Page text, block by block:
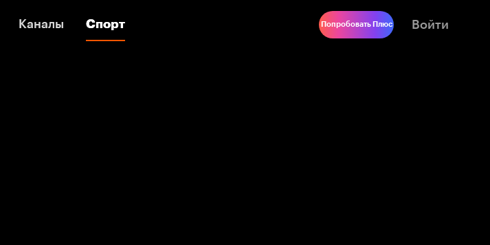
Каналы Спорт
Каналы Спорт Попробовать Плюс Войти